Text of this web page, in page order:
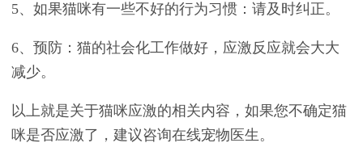
5、如果猫咪有一些不好的行为习惯：请及时纠正。
6、预防：猫的社会化工作做好，应激反应就会大大
减少。
以上就是关于猫咪应激的相关内容，如果您不确定猫
咪是否应激了，建议咨询在线宠物医生。